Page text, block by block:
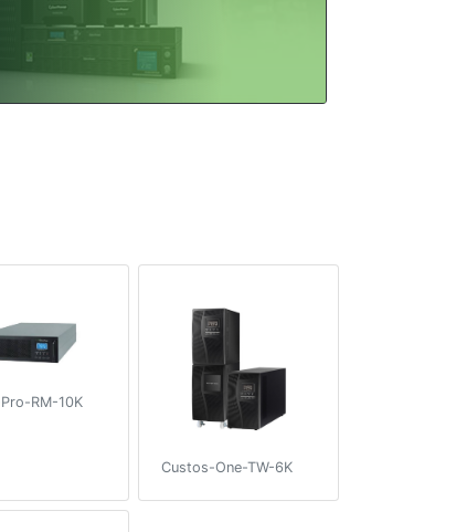
RM-10K
Custos-One-TW-6K